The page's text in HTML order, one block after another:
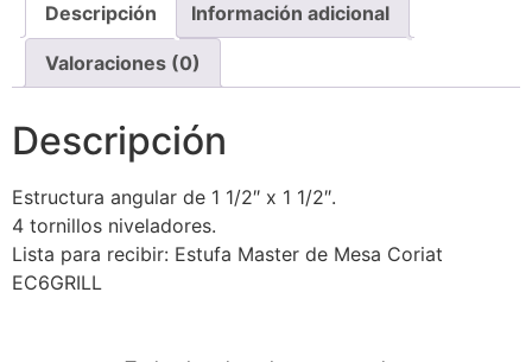
Descripción Información adicional
Valoraciones (0)
Descripción
Estructura angular de 1 1/2″ x 1 1/2″.
4 tornillos niveladores.
Lista para recibir: Estufa Master de Mesa Coriat
EC6GRILL